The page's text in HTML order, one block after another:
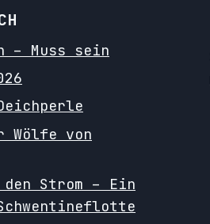
– Muss sein
Wölfe von
den Strom – Ein